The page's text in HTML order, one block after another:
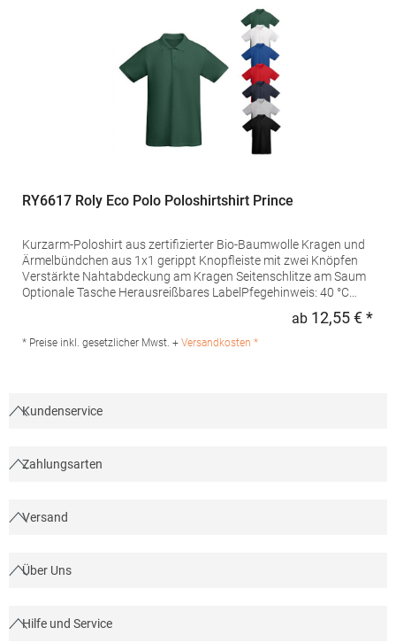
RY6617 Roly Eco Polo Poloshirtshirt Prince
Kurzarm-Poloshirt aus zertifizierter Bio-Baumwolle Kragen und
Ärmelbündchen aus 1x1 gerippt Knopfleiste mit zwei Knöpfen
Verstärkte Nahtabdeckung am Kragen Seitenschlitze am Saum
Optionale Tasche Herausreißbares LabelPfegehinweis: 40 °C
g/m²Materialzusammensetzung: 100% Baumwolle (Heather
Grey: 85% Baumwolle / 15% Viskose)Angaben zur
ab 12,55 € *
* Preise inkl. gesetzlicher Mwst. + Versandkosten *
Kundenservice
Zahlungsarten
Versand
Über Uns
Hilfe und Service